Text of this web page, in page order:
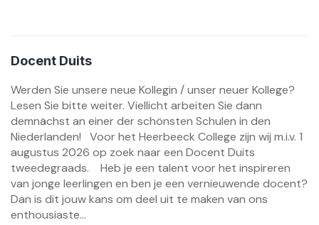
Docent Duits
Werden Sie unsere neue Kollegin / unser neuer Kollege?
Lesen Sie bitte weiter. Viellicht arbeiten Sie dann
demnächst an einer der schönsten Schulen in den
Niederlanden! Voor het Heerbeeck College zijn wij m.i.v. 1
augustus 2026 op zoek naar een Docent Duits
tweedegraads. Heb je een talent voor het inspireren
van jonge leerlingen en ben je een vernieuwende docent?
Dan is dit jouw kans om deel uit te maken van ons
enthousiaste...